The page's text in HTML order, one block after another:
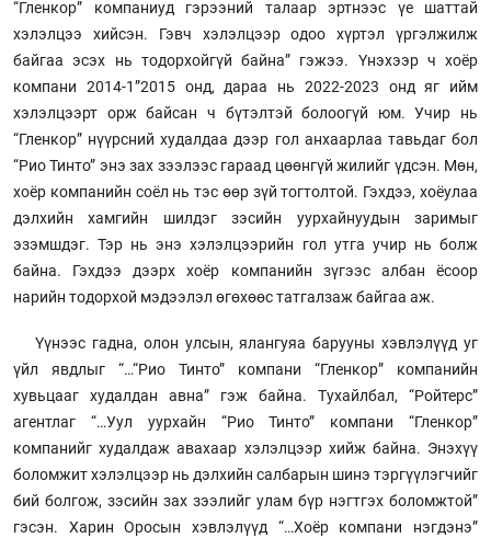
“Гленкор” компаниуд гэрээний талаар эртнээс үе шаттай
хэлэлцээ хийсэн. Гэвч хэлэлцээр одоо хүртэл үргэлжилж
байгаа эсэх нь тодорхойгүй байна” гэжээ. Үнэхээр ч хоёр
компани 2014-1”2015 онд, дараа нь 2022-2023 онд яг ийм
хэлэлцээрт орж байсан ч бүтэлтэй болоогүй юм. Учир нь
“Гленкор” нүүрсний худалдаа дээр гол анхаарлаа тавьдаг бол
“Рио Тинто” энэ зах зээлээс гараад цөөнгүй жилийг үдсэн. Мөн,
хоёр компанийн соёл нь тэс өөр зүй тогтолтой. Гэхдээ, хоёулаа
дэлхийн хамгийн шилдэг зэсийн уурхайнуудын заримыг
эзэмшдэг. Тэр нь энэ хэлэлцээрийн гол утга учир нь болж
байна. Гэхдээ дээрх хоёр компанийн зүгээс албан ёсоор
нарийн тодорхой мэдээлэл өгөхөөс татгалзаж байгаа аж.
Үүнээс гадна, олон улсын, ялангуяа барууны хэвлэлүүд уг
үйл явдлыг “…“Рио Тинто” компани “Гленкор” компанийн
хувьцааг худалдан авна” гэж байна. Тухайлбал, “Ройтерс”
агентлаг “…Уул уурхайн “Рио Тинто” компани “Гленкор”
компанийг худалдаж авахаар хэлэлцээр хийж байна. Энэхүү
боломжит хэлэлцээр нь дэлхийн салбарын шинэ тэргүүлэгчийг
бий болгож, зэсийн зах зээлийг улам бүр нэгтгэх боломжтой”
гэсэн. Харин Оросын хэвлэлүүд “…Хоёр компани нэгдэнэ”